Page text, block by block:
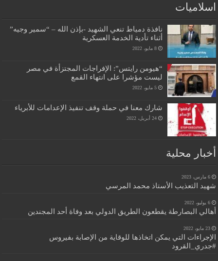
اسلاميات
نافذة دمياط تنعي الشهيد -بإذن الله – “سمير وجيه”
أثناء تأدية الخدمة العسكرية
8 مايو، 2022
“هيومن رايتس”: الإفراجات المجتزأة في مصر
ليست مؤشرا على انتهاء القمع
5 مايو، 2022
شارك معنا في حملة وقف تنفيذ الإعدامات للأبرياء
24 أبريل، 2022
أخبار محلية
6 مارس، 2023
شهيد التعذيب الأستاذ محمد المرسي
6 يوليو، 2022
أهالي البصارطة يقطعون الطريق الدولي بعد وفاة أحد المجندين
23 مايو، 2022
الإجراءات التي يمكن اتخاذها للوقاية من الإصابة بفيروس
#جدري_القرود